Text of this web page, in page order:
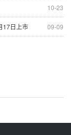
10-23
09-09
17日上市